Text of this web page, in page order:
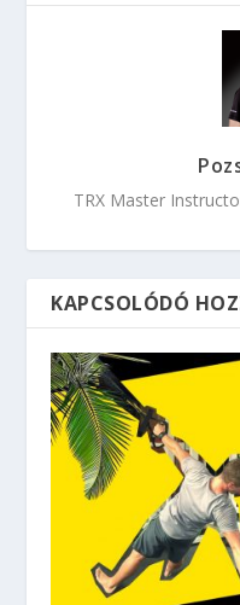
TRX Master
KAPCSOLÓDÓ